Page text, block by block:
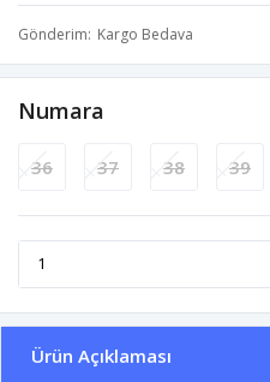
Gönderim Kargo Bedava
Numara
36 37 38 39
Ürün Açıklaması